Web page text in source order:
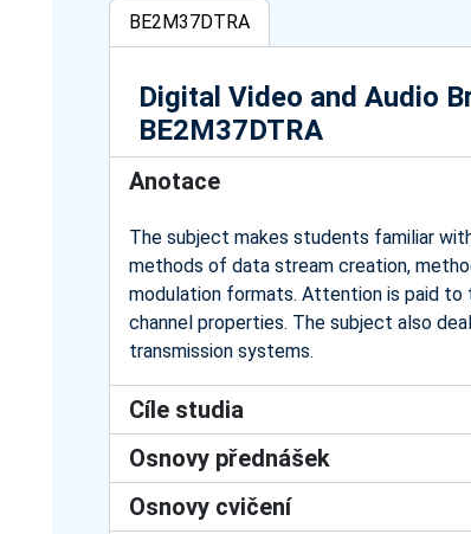
BE2M37DTRA
Digital Video and Audio
BE2M37DTRA
Anotace
The subject makes students familiar
methods of data stream creation,
modulation formats. Attention is paid to
channel properties. The subject also
transmission systems.
Cíle studia
Osnovy přednášek
Osnovy cvičení